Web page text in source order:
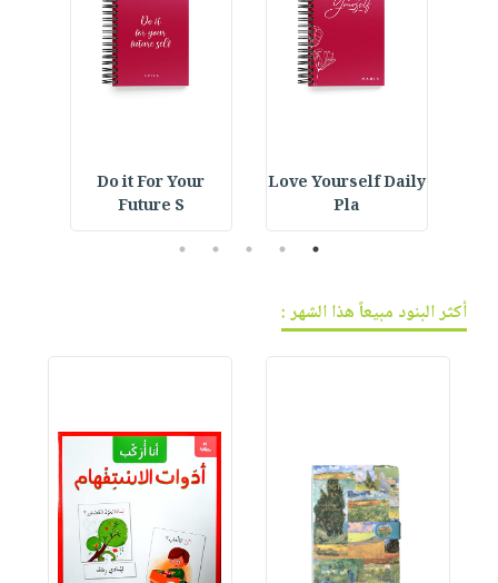
وفرات
انشر
معنا
Love Yourself Daily
Pla
Do it For Your
Future S
1
2
3
4
5
أكثر البنود مبيعاً هذا الشهر :